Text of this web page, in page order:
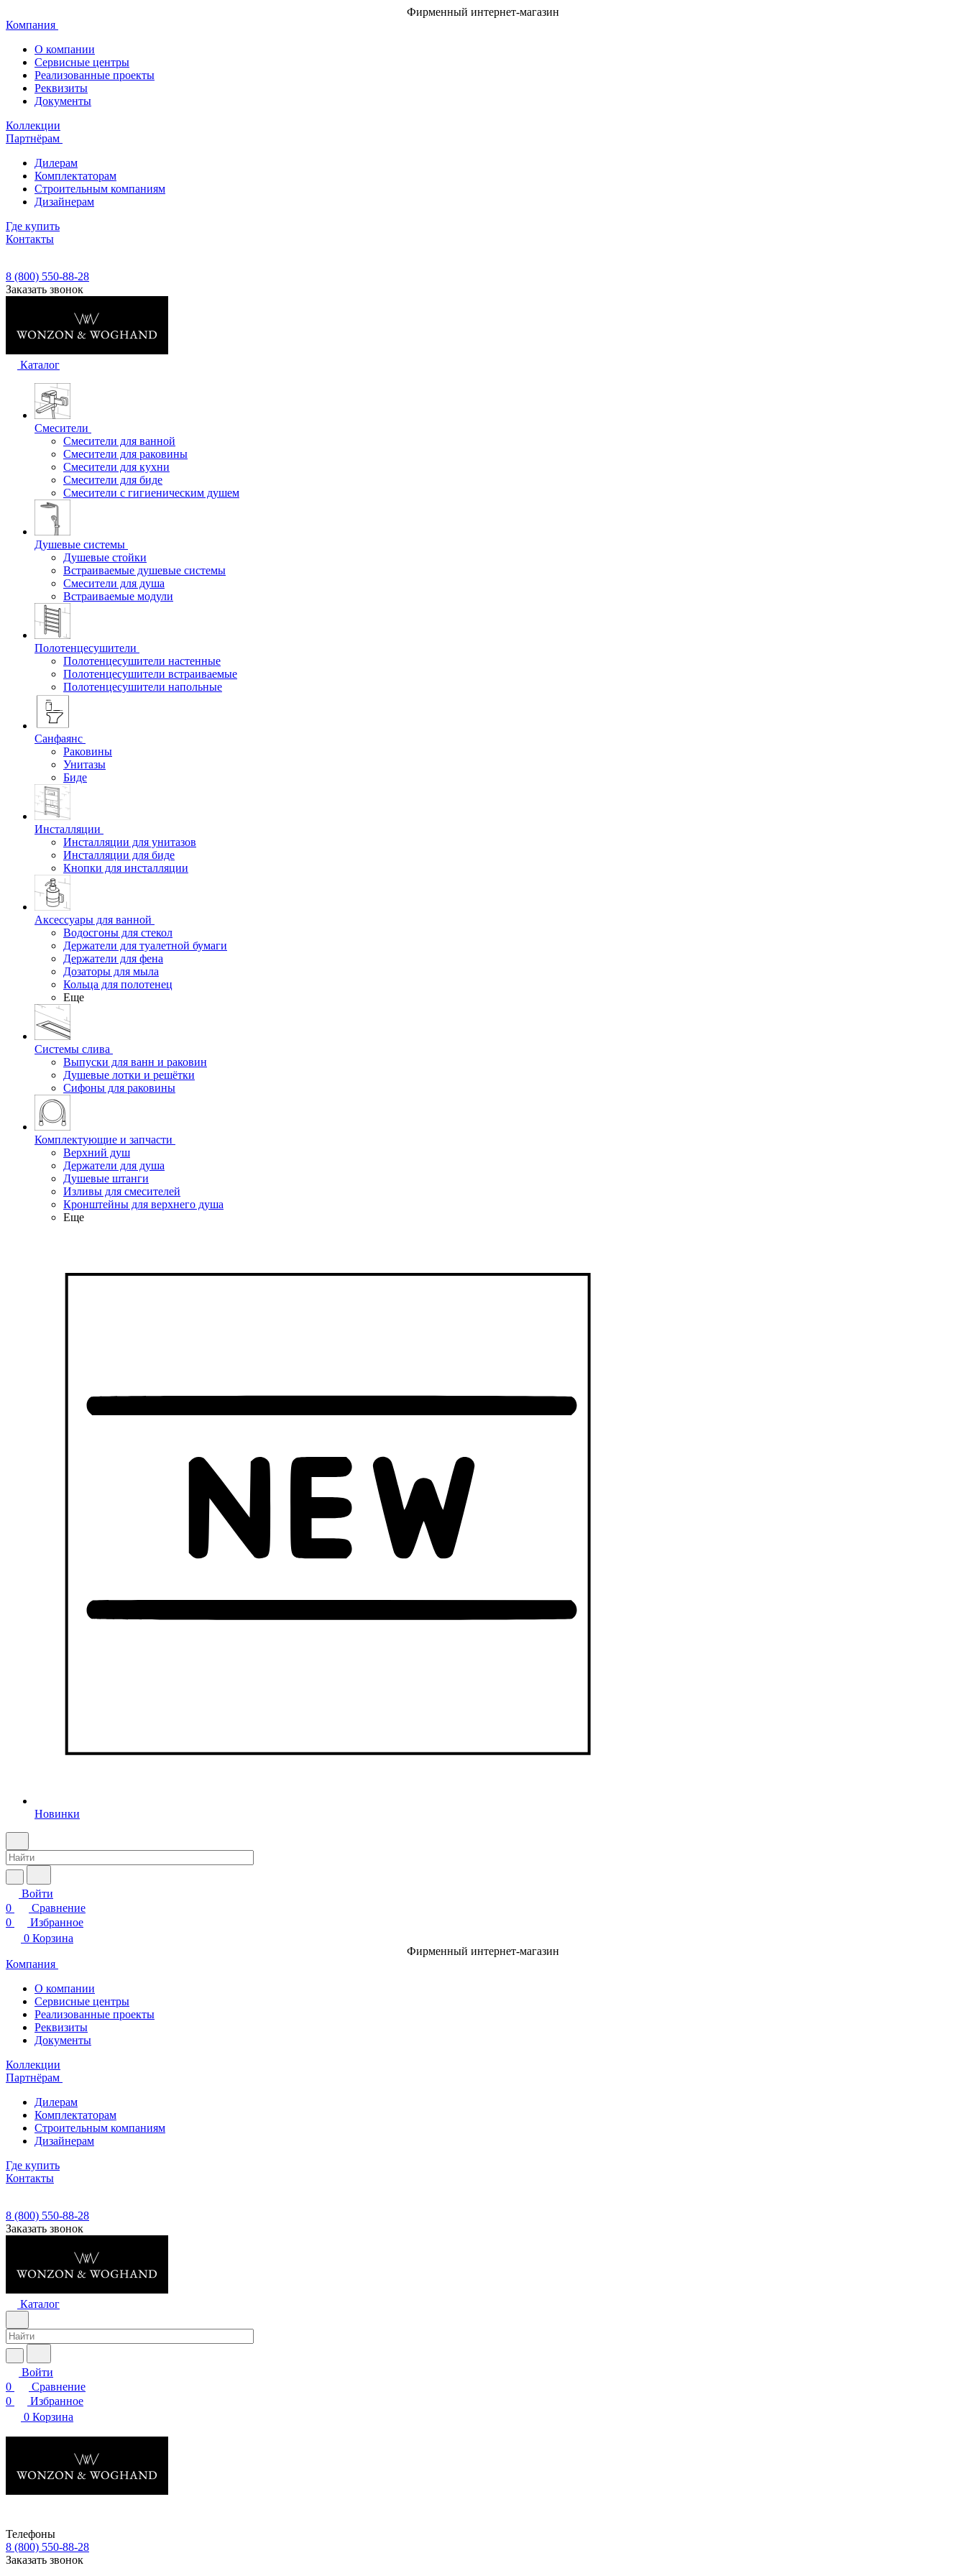
Фирменный интернет-магазин
Компания
О компании
Сервисные центры
Реализованные проекты
Реквизиты
Документы
Коллекции
Партнёрам
Дилерам
Комплектаторам
Строительным компаниям
Дизайнерам
Где купить
Контакты
8 (800) 550-88-28
Заказать звонок
Каталог
Смесители
Смесители для ванной
Смесители для раковины
Смесители для кухни
Смесители для биде
Смесители с гигиеническим душем
Душевые системы
Душевые стойки
Встраиваемые душевые системы
Смесители для душа
Встраиваемые модули
Полотенцесушители
Полотенцесушители настенные
Полотенцесушители встраиваемые
Полотенцесушители напольные
Санфаянс
Раковины
Унитазы
Биде
Инсталляции
Инсталляции для унитазов
Инсталляции для биде
Кнопки для инсталляции
Аксессуары для ванной
Водосгоны для стекол
Держатели для туалетной бумаги
Держатели для фена
Дозаторы для мыла
Кольца для полотенец
Еще
Системы слива
Выпуски для ванн и раковин
Душевые лотки и решётки
Сифоны для раковины
Комплектующие и запчасти
Верхний душ
Держатели для душа
Душевые штанги
Изливы для смесителей
Кронштейны для верхнего душа
Еще
Новинки
Войти
0
Сравнение
0
Избранное
0 Корзина
Фирменный интернет-магазин
Компания
О компании
Сервисные центры
Реализованные проекты
Реквизиты
Документы
Коллекции
Партнёрам
Дилерам
Комплектаторам
Строительным компаниям
Дизайнерам
Где купить
Контакты
8 (800) 550-88-28
Заказать звонок
Каталог
Войти
0
Сравнение
0
Избранное
0 Корзина
Телефоны
8 (800) 550-88-28
Заказать звонок